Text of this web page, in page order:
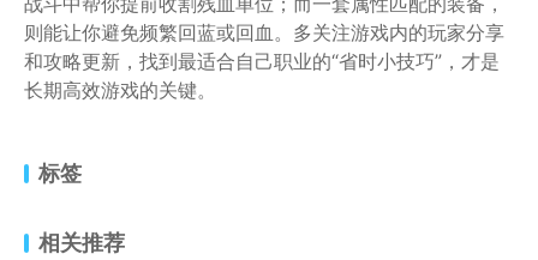
则能让你避免频繁回蓝或回血。多关注游戏内的玩家分享
和攻略更新，找到最适合自己职业的“省时小技巧”，才是
长期高效游戏的关键。
标签
相关推荐